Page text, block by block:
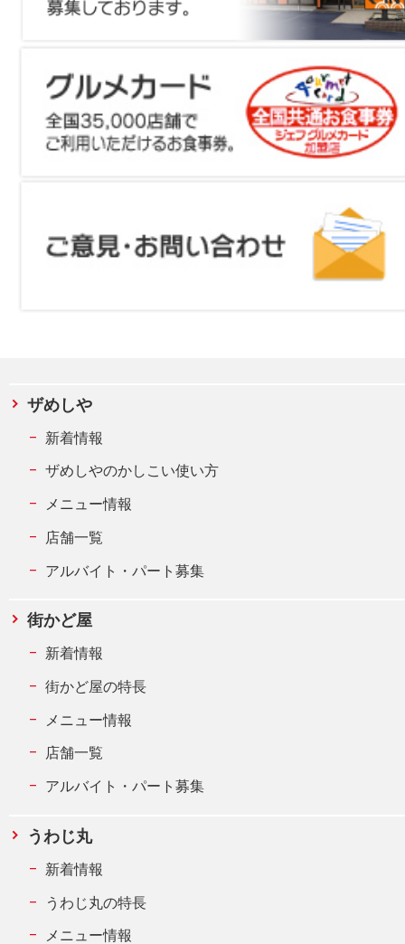
ザめしや
新着情報
ザめしやのかしこい使い方
メニュー情報
店舗一覧
アルバイト・パート募集
街かど屋
新着情報
街かど屋の特長
メニュー情報
店舗一覧
アルバイト・パート募集
うわじ丸
新着情報
うわじ丸の特長
メニュー情報